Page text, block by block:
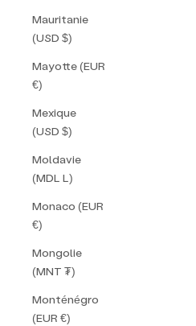
Mauritanie
(USD $)
Mayotte (EUR
€)
Mexique
(USD $)
Moldavie
(MDL L)
Monaco (EUR
€)
Mongolie
(MNT ₮)
Monténégro
(EUR €)